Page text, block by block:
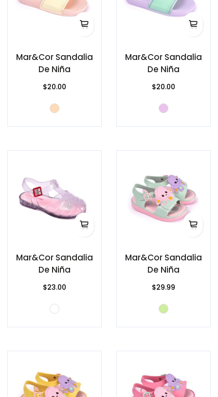
Mar&Cor Sandalia
De Niña
$20.00
Mar&Cor Sandalia
De Niña
$20.00
Mar&Cor Sandalia
De Niña
$23.00
Mar&Cor Sandalia
De Niña
$29.99